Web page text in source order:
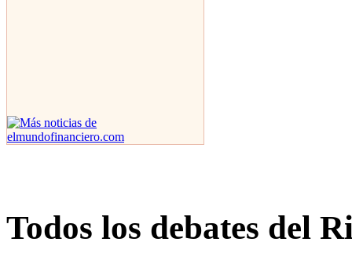
Todos los debates del